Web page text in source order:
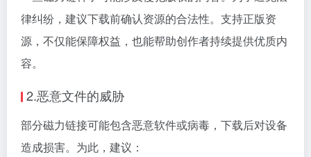
律纠纷，建议下载前确认资源的合法性。支持正版资
源，不仅能保障权益，也能帮助创作者持续提供优质内
容。
2.恶意文件的威胁
部分磁力链接可能包含恶意软件或病毒，下载后对设备
造成损害。为此，建议：